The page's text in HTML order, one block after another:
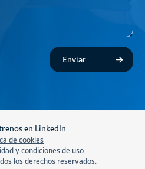
Enviar
en LinkedIn
de cookies
y condiciones de uso
los derechos reservados.